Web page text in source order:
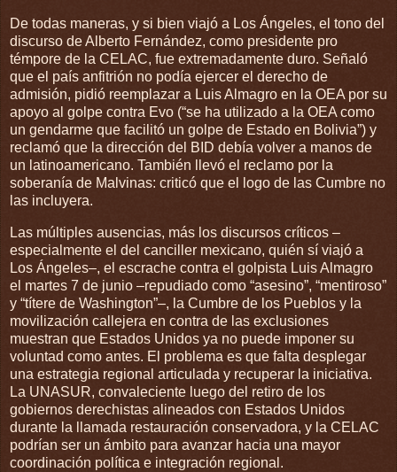
De todas maneras, y si bien viajó a Los Ángeles, el tono del
discurso de Alberto Fernández, como presidente pro
témpore de la CELAC, fue extremadamente duro. Señaló
que el país anfitrión no podía ejercer el derecho de
admisión, pidió reemplazar a Luis Almagro en la OEA por su
apoyo al golpe contra Evo (“se ha utilizado a la OEA como
un gendarme que facilitó un golpe de Estado en Bolivia”) y
reclamó que la dirección del BID debía volver a manos de
un latinoamericano. También llevó el reclamo por la
soberanía de Malvinas: criticó que el logo de las Cumbre no
las incluyera.
Las múltiples ausencias, más los discursos críticos –
especialmente el del canciller mexicano, quién sí viajó a
Los Ángeles–, el escrache contra el golpista Luis Almagro
el martes 7 de junio –repudiado como “asesino”, “mentiroso”
y “títere de Washington”–, la Cumbre de los Pueblos y la
movilización callejera en contra de las exclusiones
muestran que Estados Unidos ya no puede imponer su
voluntad como antes. El problema es que falta desplegar
una estrategia regional articulada y recuperar la iniciativa.
La UNASUR, convaleciente luego del retiro de los
gobiernos derechistas alineados con Estados Unidos
durante la llamada restauración conservadora, y la CELAC
podrían ser un ámbito para avanzar hacia una mayor
coordinación política e integración regional.